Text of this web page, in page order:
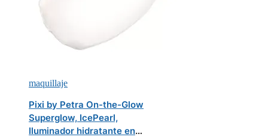
maquillaje
Pixi by Petra On-the-Glow
Superglow, IcePearl,
Iluminador hidratante en